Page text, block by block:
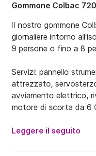
Gommone Colbac
Il nostro gommone
giornaliere intorno
9 persone o fino a 8
Servizi: pannello
attrezzato,
avviamento elettrico,
motore di scorta da 6
cuscini, scaletta,
Leggere il seguito